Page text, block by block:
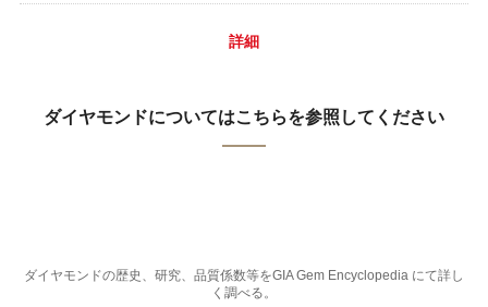
詳細
ダイヤモンドについてはこちらを参照してください
ダイヤモンドの歴史、研究、品質係数等をGIA Gem Encyclopedia にて詳し
く調べる。